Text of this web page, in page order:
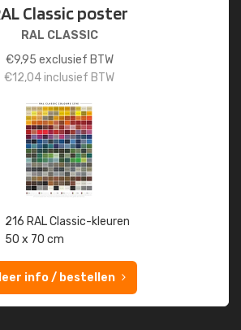
Classic poster
RAL CLASSIC
€9,95 exclusief BTW
€12,04inclusief BTW
216 RAL Classic-kleuren
50 x 70 cm
info / bestellen